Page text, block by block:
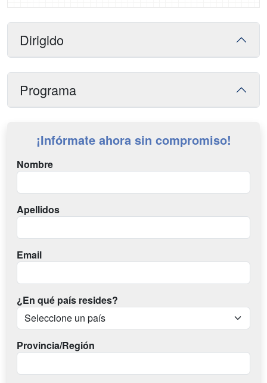
Dirigido
Programa
¡Infórmate ahora sin compromiso!
Nombre
Apellidos
Email
¿En qué país resides?
Provincia/Región